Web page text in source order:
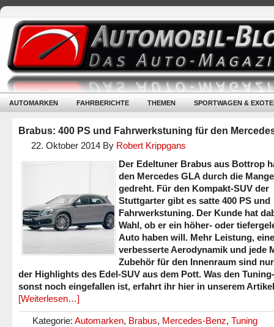
AUTOMARKEN FAHRBERICHTE THEMEN SPORTWAGEN &
Brabus: 400 PS und Fahrwerkstuning für den
22. Oktober 2014 By Robert Krippgans
Der Edeltuner Brabus aus Bottrop
den Mercedes GLA durch die
gedreht. Für den Kompakt-SUV der
Stuttgarter gibt es satte 400 PS und
Fahrwerkstuning. Der Kunde hat
Wahl, ob er ein höher- oder
Auto haben will. Mehr Leistung, eine
verbesserte Aerodynamik und jede
Zubehör für den Innenraum sind
der Highlights des Edel-SUV aus dem Pott. Was den
sonst noch eingefallen ist, erfahrt ihr hier in unserem
[Weiterlesen…]
Kategorie: Automarken, Brabus, Mercedes-Benz, Tuning